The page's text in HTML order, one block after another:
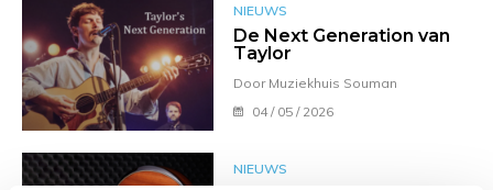
NIEUWS
De Next Generation van
Taylor
Door Muziekhuis Souman
04 / 05 / 2026
NIEUWS